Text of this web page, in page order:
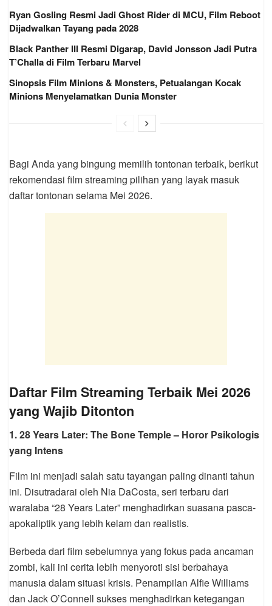
Ryan Gosling Resmi Jadi Ghost Rider di MCU, Film Reboot
Dijadwalkan Tayang pada 2028
Black Panther III Resmi Digarap, David Jonsson Jadi Putra
T’Challa di Film Terbaru Marvel
Sinopsis Film Minions & Monsters, Petualangan Kocak
Minions Menyelamatkan Dunia Monster
Bagi Anda yang bingung memilih tontonan terbaik, berikut
rekomendasi film streaming pilihan yang layak masuk
daftar tontonan selama Mei 2026.
Daftar Film Streaming Terbaik Mei 2026
yang Wajib Ditonton
1.28 Years Later: The Bone Temple– Horor Psikologis
yang Intens
Film ini menjadi salah satu tayangan paling dinanti tahun
ini. Disutradarai oleh Nia DaCosta, seri terbaru dari
waralaba “28 Years Later” menghadirkan suasana pasca-
apokaliptik yang lebih kelam dan realistis.
Berbeda dari film sebelumnya yang fokus pada ancaman
zombi, kali ini cerita lebih menyoroti sisi berbahaya
manusia dalam situasi krisis. Penampilan Alfie Williams
dan Jack O’Connell sukses menghadirkan ketegangan